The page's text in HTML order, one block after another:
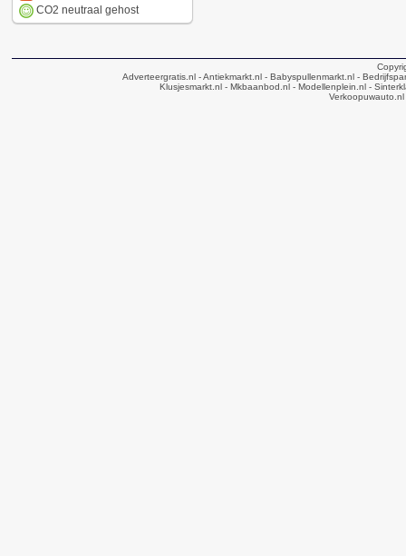
CO2 neutraal gehost
Adverteergratis.nl - Antiekmarkt.nl - Babyspullenmarkt.nl -
Klusjesmarkt.nl- Mkbaanbod.nl- Modellenplein.nl-
Verkoopuwauto.nl